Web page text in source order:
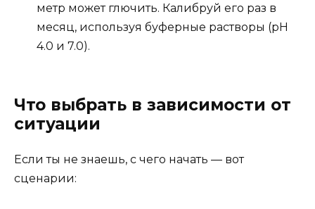
метр может глючить. Калибруй его раз в
месяц, используя буферные растворы (pH
4.0 и 7.0).
Что выбрать в зависимости от
ситуации
Если ты не знаешь, с чего начать — вот
сценарии: